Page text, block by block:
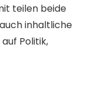
teilen beide
inhaltliche
Politik,